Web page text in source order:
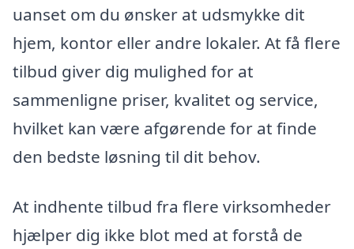
uanset om du ønsker at udsmykke dit
hjem, kontor eller andre lokaler. At få flere
tilbud giver dig mulighed for at
sammenligne priser, kvalitet og service,
hvilket kan være afgørende for at finde
den bedste løsning til dit behov.
At indhente tilbud fra flere virksomheder
hjælper dig ikke blot med at forstå de